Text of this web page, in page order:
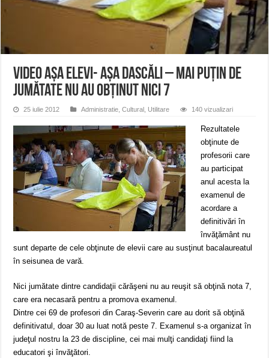
ANUNŢ OPRIRE APĂ în CARANSEBEȘ avarie
ANUNȚ OPRIRE APĂ în Reșița, cartier Țerova – avarie – 04.08.2026
VIDEO Așa elevi- așa dascăli – mai puțin de
jumătate nu au obținut nici 7
25 iulie 2012 Administratie ,Cultural Utilitare 140 vizualizari
Rezultatele
obţinute de
profesorii care
au participat
anul acesta la
examenul de
acordare a
definitivări în
învăţământ nu
sunt departe de cele obţinute de elevii care au susţinut bacalaureatul
în seisunea de vară.
Nici jumătate dintre candidaţii cărăşeni nu au reuşit să obţină nota 7,
care era necasară pentru a promova examenul.
Dintre cei 69 de profesori din Caraş-Severin care au dorit să obţină
definitivatul, doar 30 au luat notă peste 7. Examenul s-a organizat în
judeţul nostru la 23 de discipline, cei mai mulţi candidaţi fiind la
educatori şi învăţători.